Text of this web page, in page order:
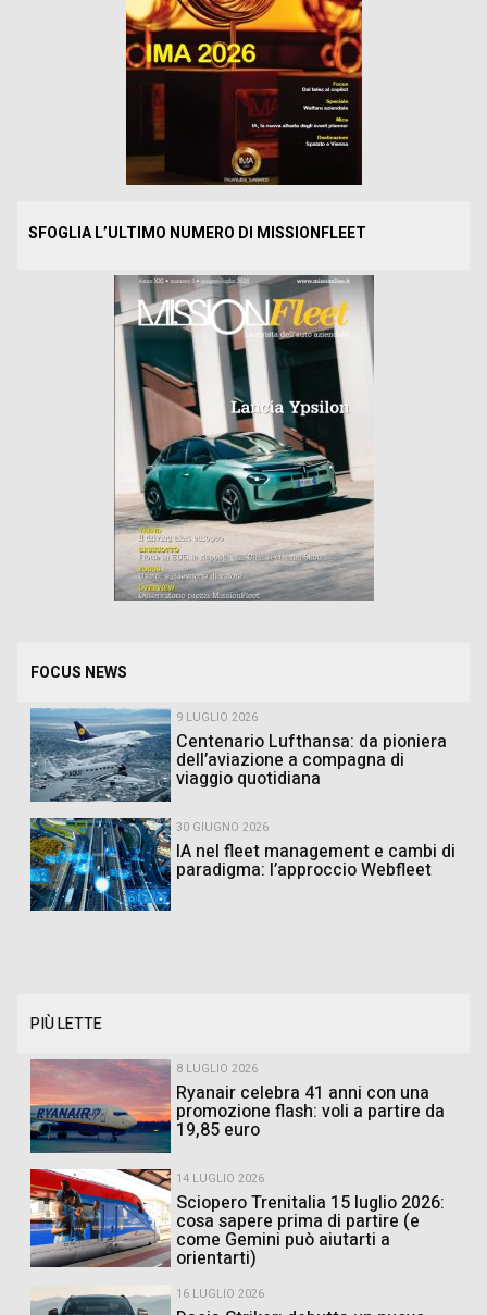
SFOGLIA L’ULTIMO NUMERO DI MISSIONFLEET
FOCUS NEWS
9 LUGLIO 2026
Centenario Lufthansa: da pioniera
dell’aviazione a compagna di
viaggio quotidiana
30 GIUGNO 2026
IA nel fleet management e cambi di
paradigma: l’approccio Webfleet
PIÙ LETTE
8 LUGLIO 2026
Ryanair celebra 41 anni con una
promozione flash: voli a partire da
19,85 euro
14 LUGLIO 2026
Sciopero Trenitalia 15 luglio 2026:
cosa sapere prima di partire (e
come Gemini può aiutarti a
orientarti)
16 LUGLIO 2026